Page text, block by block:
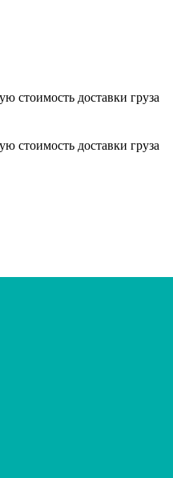
стоимость доставки груза
стоимость доставки груза